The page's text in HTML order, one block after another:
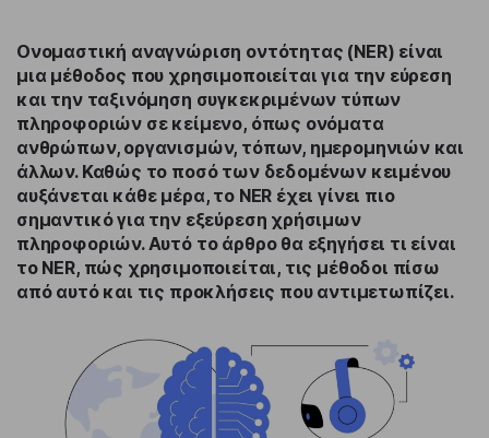
Ονομαστική αναγνώριση οντότητας (NER) είναι
μια μέθοδος που χρησιμοποιείται για την εύρεση
και την ταξινόμηση συγκεκριμένων τύπων
πληροφοριών σε κείμενο, όπως ονόματα
ανθρώπων, οργανισμών, τόπων, ημερομηνιών και
άλλων. Καθώς το ποσό των δεδομένων κειμένου
αυξάνεται κάθε μέρα, το NER έχει γίνει πιο
σημαντικό για την εξεύρεση χρήσιμων
πληροφοριών. Αυτό το άρθρο θα εξηγήσει τι είναι
το NER, πώς χρησιμοποιείται, τις μέθοδοι πίσω
από αυτό και τις προκλήσεις που αντιμετωπίζει.